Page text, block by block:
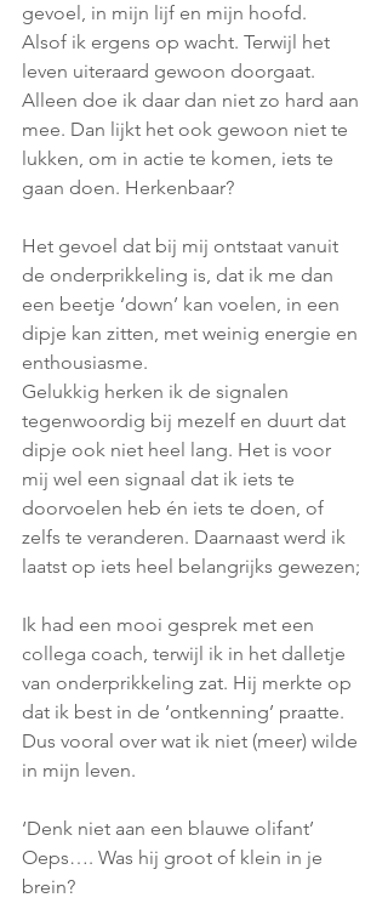
gevoel, in mijn lijf en mijn hoofd.
Alsof ik ergens op wacht. Terwijl het
leven uiteraard gewoon doorgaat.
Alleen doe ik daar dan niet zo hard aan
mee. Dan lijkt het ook gewoon niet te
lukken, om in actie te komen, iets te
gaan doen. Herkenbaar?
Het gevoel dat bij mij ontstaat vanuit
de onderprikkeling is, dat ik me dan
een beetje ‘down’ kan voelen, in een
dipje kan zitten, met weinig energie en
enthousiasme.
Gelukkig herken ik de signalen
tegenwoordig bij mezelf en duurt dat
dipje ook niet heel lang. Het is voor
mij wel een signaal dat ik iets te
doorvoelen heb én iets te doen, of
zelfs te veranderen. Daarnaast werd ik
laatst op iets heel belangrijks gewezen;
Ik had een mooi gesprek met een
collega coach, terwijl ik in het dalletje
van onderprikkeling zat. Hij merkte op
dat ik best in de ‘ontkenning’ praatte.
Dus vooral over wat ik niet (meer) wilde
in mijn leven.
‘Denk niet aan een blauwe olifant’
Oeps…. Was hij groot of klein in je
brein?